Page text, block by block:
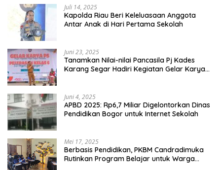
Juli 14, 2025
Kapolda Riau Beri Keleluasaan Anggota
Antar Anak di Hari Pertama Sekolah
Juni 23, 2025
Tanamkan Nilai-nilai Pancasila Pj Kades
Karang Segar Hadiri Kegiatan Gelar Karya
Juni 4, 2025
APBD 2025: Rp6,7 Miliar Digelontorkan Dinas
Pendidikan Bogor untuk Internet Sekolah
Mei 17, 2025
Berbasis Pendidikan, PKBM Candradimuka
Rutinkan Program Belajar untuk Warga